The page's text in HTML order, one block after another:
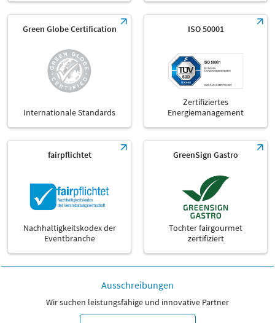
Green Globe Certification
Internationale Standards
ISO 50001
Zertifiziertes
Energiemanagement
fairpflichtet
Nachhaltigkeitskodex der
Eventbranche
GreenSign Gastro
Tochter fairgourmet
zertifiziert
Ausschreibungen
Wir suchen leistungsfähige und innovative Partner